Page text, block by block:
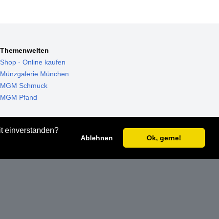
einverstanden?
Ablehnen Ok, gerne!
Themenwelten
Shop - Online kaufen
Münzgalerie München
MGM Schmuck
MGM Pfand